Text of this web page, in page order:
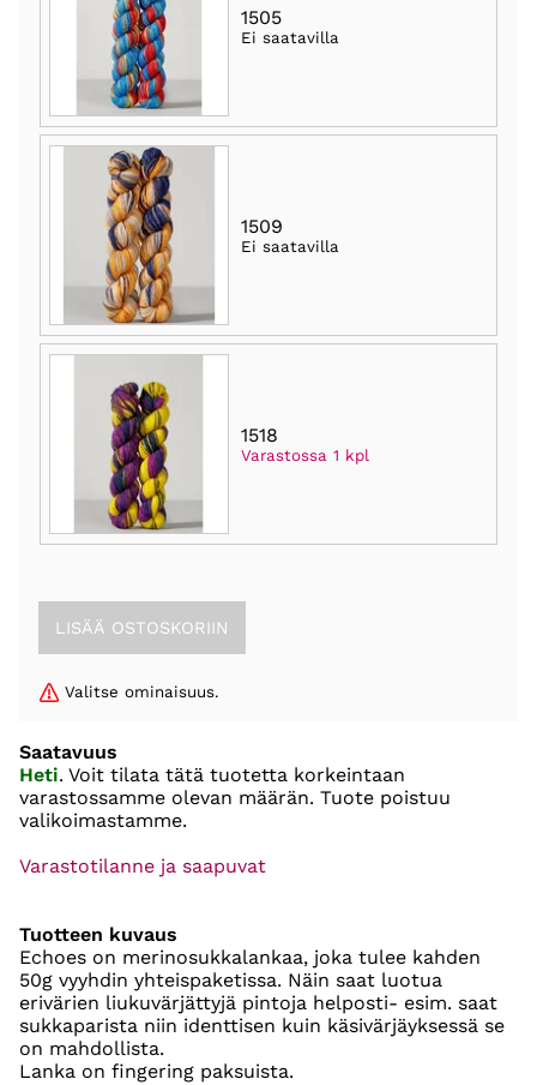
1505
Ei saatavilla
1509
Ei saatavilla
1518
Varastossa 1 kpl
Valitse ominaisuus.
Saatavuus
Heti. Voit tilata tätä tuotetta korkeintaan
varastossamme olevan määrän. Tuote poistuu
valikoimastamme.
Varastotilanne ja saapuvat
Tuotteen kuvaus
Echoes on merinosukkalankaa, joka tulee kahden
50g vyyhdin yhteispaketissa. Näin saat luotua
erivärien liukuvärjättyjä pintoja helposti- esim. saat
sukkaparista niin identtisen kuin käsivärjäyksessä se
on mahdollista.
Lanka on fingering paksuista.